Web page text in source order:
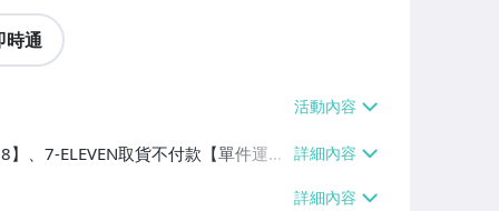
時通
、7-ELEVEN取貨不付款【單件運費